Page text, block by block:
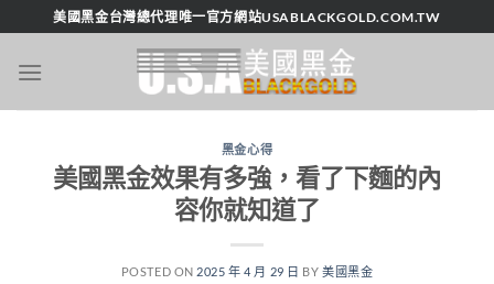
轉
美國黑金台灣總代理唯一官方網站USABLACKGOLD.COM.TW
黑金心得
美國黑金效果有多強，看了下麵的內
容你就知道了
POSTED ON 2025 年 4 月 29 日 BY 美國黑金